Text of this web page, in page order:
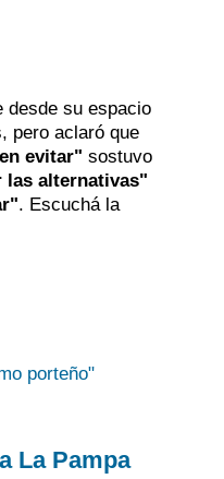
desde su espacio
pero aclaró que
evitar" sostuvo
las alternativas"
. Escuchá la
La Pampa